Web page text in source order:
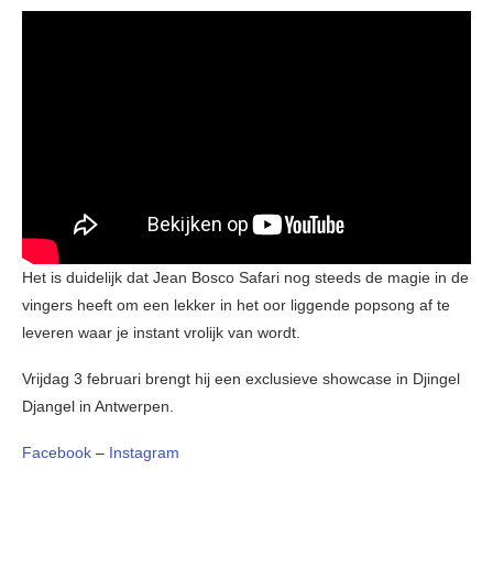
Het is duidelijk dat Jean Bosco Safari nog steeds de magie in de
vingers heeft om een lekker in het oor liggende popsong af te
leveren waar je instant vrolijk van wordt.
Vrijdag 3 februari brengt hij een exclusieve showcase in Djingel
Djangel in Antwerpen.
Facebook – Instagram